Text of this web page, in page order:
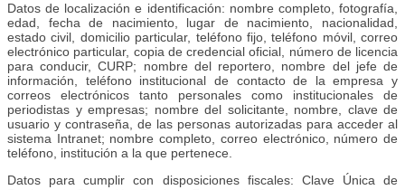
Datos de localización e identificación: nombre completo, fotografía,
edad, fecha de nacimiento, lugar de nacimiento, nacionalidad,
estado civil, domicilio particular, teléfono fijo, teléfono móvil, correo
electrónico particular, copia de credencial oficial, número de licencia
para conducir, CURP; nombre del reportero, nombre del jefe de
información, teléfono institucional de contacto de la empresa y
correos electrónicos tanto personales como institucionales de
periodistas y empresas; nombre del solicitante, nombre, clave de
usuario y contraseña, de las personas autorizadas para acceder al
sistema Intranet; nombre completo, correo electrónico, número de
teléfono, institución a la que pertenece.
Datos para cumplir con disposiciones fiscales: Clave Única de